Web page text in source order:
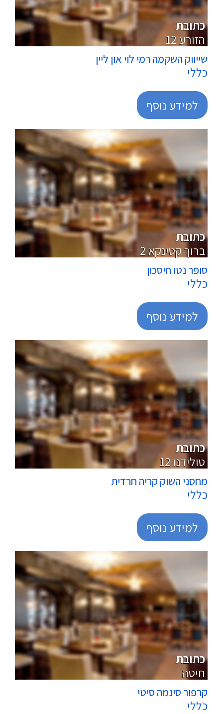
מרכולים
כתובת
12 הזורע
שייווק השקמה רמי לוי און ליין
כללי
למידע נוסף
מרכולים
כתובת
2 ברוך קטינקא
סופר נטו חיסכון
כללי
למידע נוסף
מרכולים
כתובת
12 טולידנו
מחסני השוק קריה חרדית
כללי
למידע נוסף
מרכולים
כתובת
חיטה
קרפור סינמה סיטי
כללי